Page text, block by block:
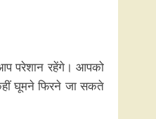
परेशान रहेंगे। आपको
घूमने फिरने जा सकते